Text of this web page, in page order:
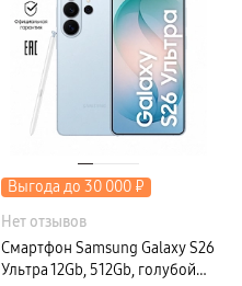
Выгода до 30 000 ₽
Нет отзывов
Смартфон Samsung Galaxy S26
Ультра 12Gb, 512Gb, голубой